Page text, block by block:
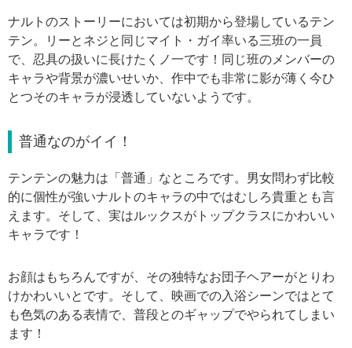
ナルトのストーリーにおいては初期から登場しているテン
テン。リーとネジと同じマイト・ガイ率いる三班の一員
で、忍具の扱いに長けたくノ一です！同じ班のメンバーの
キャラや背景が濃いせいか、作中でも非常に影が薄く今ひ
とつそのキャラが浸透していないようです。
普通なのがイイ！
テンテンの魅力は「普通」なところです。男女問わず比較
的に個性が強いナルトのキャラの中ではむしろ貴重とも言
えます。そして、実はルックスがトップクラスにかわいい
キャラです！
お顔はもちろんですが、その独特なお団子ヘアーがとりわ
けかわいいとです。そして、映画での入浴シーンではとて
も色気のある表情で、普段とのギャップでやられてしまい
ます！